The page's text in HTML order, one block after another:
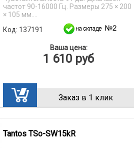
частот 90-16000 Гц. Размеры 275 × 200
× 105 мм....
Код: 137191
Ваша цена:
1 610 руб
Заказ в 1 клик
Tantos TSo-SW15kR